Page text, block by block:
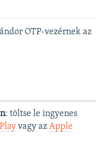
OTP-vezérnek az
: töltse le ingyenes
vagy az Apple